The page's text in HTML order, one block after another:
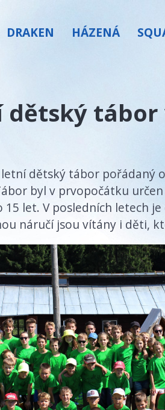
DRAKEN HÁZENÁ
dětský tábor
dětský tábor pořádaný
byl v prvopočátku
let. V posledních letech
náručí jsou vítány i děti,